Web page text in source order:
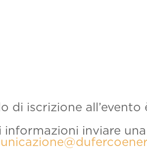
di iscrizione all’evento
inviare